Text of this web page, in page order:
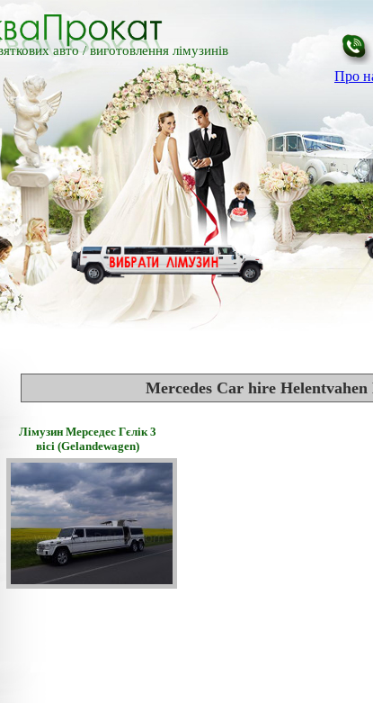
авто /виготовлення лімузинів
Про
Mercedes Car hire
Лімузин Мерседес Гєлік 3
вісі (Gelandewagen)